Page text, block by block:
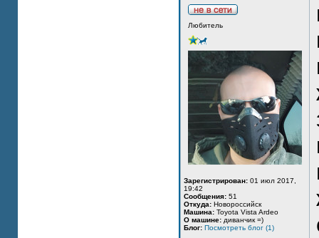
Любитель
Зарегистрирован: 01 июл 2017,
19:42
Сообщения: 51
Откуда: Новороссийск
Машина: Toyota Vista Ardeo
О машине: диванчик =)
Блог: Посмотреть блог (1)